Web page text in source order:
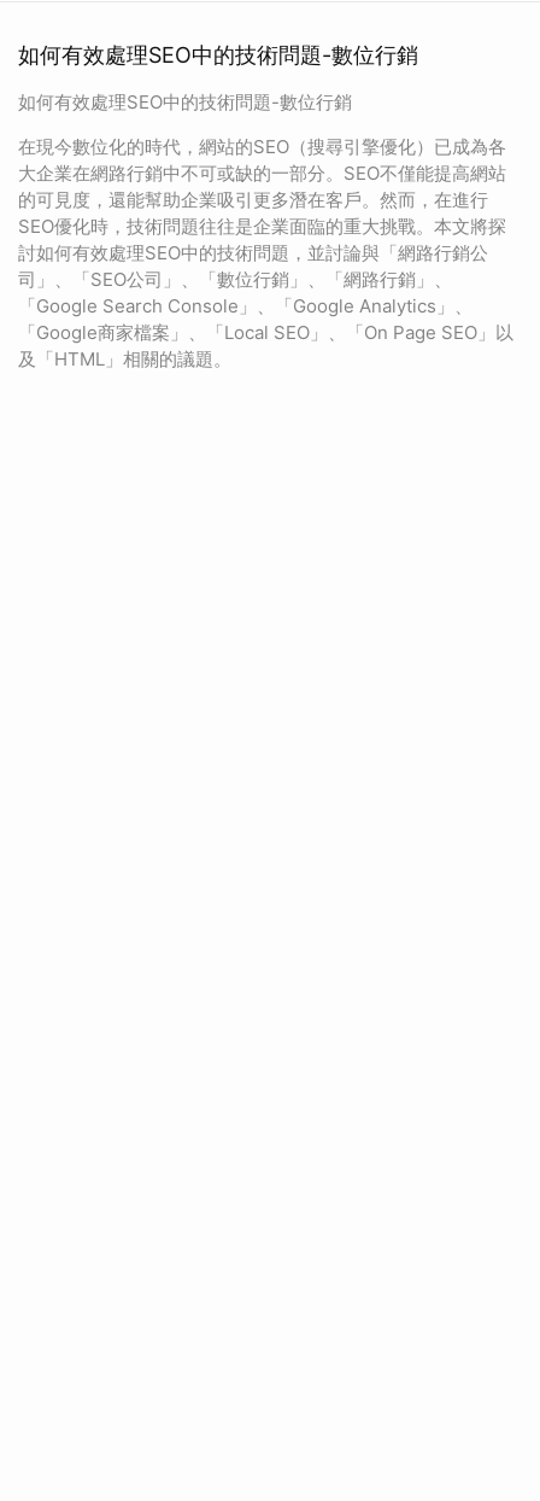
如何有效處理SEO中的技術問題-數位行銷
如何有效處理SEO中的技術問題-數位行銷
在現今數位化的時代，網站的SEO（搜尋引擎優化）已成為各
大企業在網路行銷中不可或缺的一部分。SEO不僅能提高網站
的可見度，還能幫助企業吸引更多潛在客戶。然而，在進行
SEO優化時，技術問題往往是企業面臨的重大挑戰。本文將探
討如何有效處理SEO中的技術問題，並討論與「網路行銷公
司」、「SEO公司」、「數位行銷」、「網路行銷」、
「Google Search Console」、「Google Analytics」、
「Google商家檔案」、「Local SEO」、「On Page SEO」以
及「HTML」相關的議題。